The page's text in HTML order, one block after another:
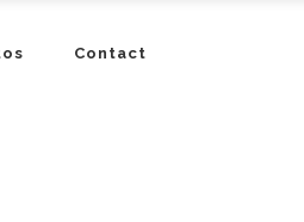
Contact